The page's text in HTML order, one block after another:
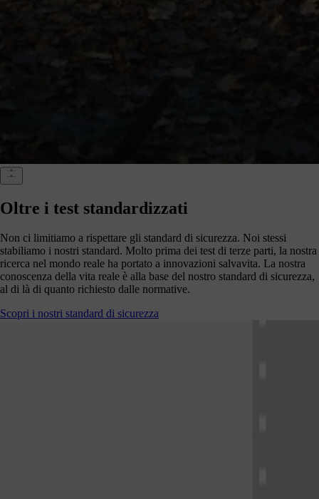
Oltre i test standardizzati
Non ci limitiamo a rispettare gli standard di sicurezza. Noi stessi
stabiliamo i nostri standard. Molto prima dei test di terze parti, la nostra
ricerca nel mondo reale ha portato a innovazioni salvavita. La nostra
conoscenza della vita reale è alla base del nostro standard di sicurezza,
al di là di quanto richiesto dalle normative.
Scopri i nostri standard di sicurezza